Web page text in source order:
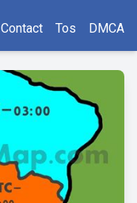
Contact Tos DMCA